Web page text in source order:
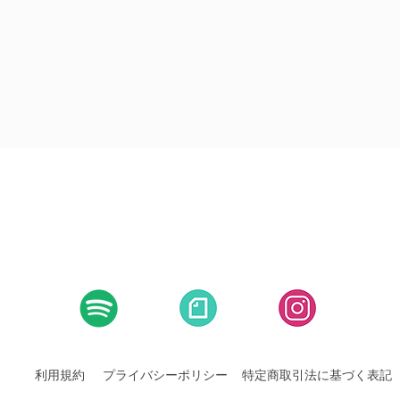
利用規約 プライバシーポリシー 特定商取引法に基づく表記